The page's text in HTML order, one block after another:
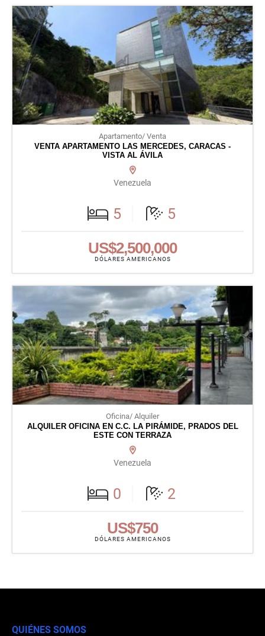
Apartamento/ Venta
VENTA APARTAMENTO LAS MERCEDES, CARACAS -
VISTA AL ÁVILA
Venezuela
5 5
US$2,500,000
DÓLARES AMERICANOS
Oficina/ Alquiler
ALQUILER OFICINA EN C.C. LA PIRÁMIDE, PRADOS DEL
ESTE CON TERRAZA
Venezuela
0 2
US$750
DÓLARES AMERICANOS
QUIÉNES SOMOS